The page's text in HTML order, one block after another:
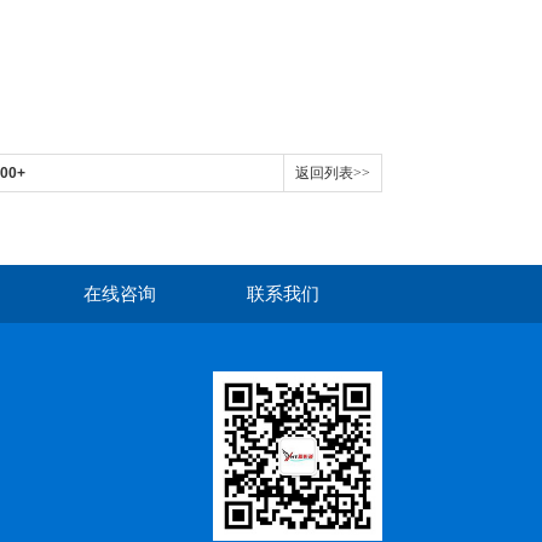
返回列表>>
在线咨询 联系我们